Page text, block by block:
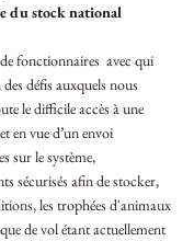
du stock national
fonctionnaires  avec qui
défis auxquels nous
le difficile accès à une
en vue d’un envoi
sur le système,
sécurisés afin de stocker,
les trophées d'animaux
de vol étant actuellement